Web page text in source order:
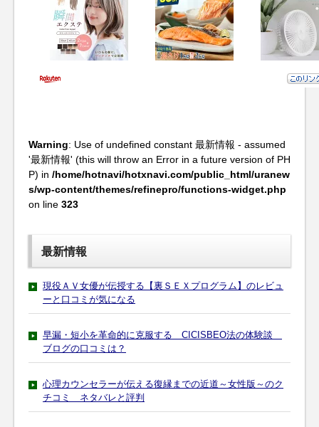
Warning: Use of undefined constant 最新情報 - assumed
'最新情報' (this will throw an Error in a future version of PH
P) in /home/hotnavi/hotxnavi.com/public_html/uranew
s/wp-content/themes/refinepro/functions-widget.php
on line 323
最新情報
現役ＡＶ女優が伝授する【裏ＳＥＸプログラム】のレビュ
ーと口コミが気になる
早漏・短小を革命的に克服する CICISBEO法の体験談
ブログの口コミは？
心理カウンセラーが伝える復縁までの近道～女性版～のク
チコミ ネタバレと評判